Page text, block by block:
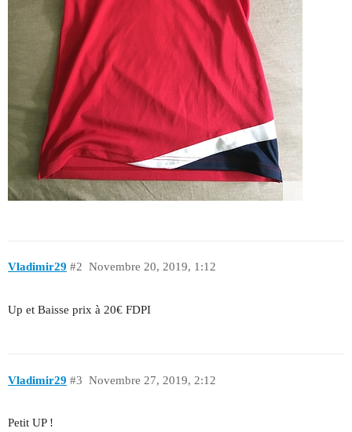
Vladimir29 Novembre 20, 2019, 1:12
#2
Up et Baisse prix à 20€ FDPI
Vladimir29 Novembre 27, 2019, 2:12
#3
Petit UP !